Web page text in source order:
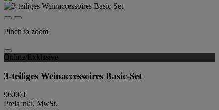
Pinch to zoom
Online-Exklusive
3-teiliges Weinaccessoires Basic-Set
96,00 €
Preis inkl. MwSt.